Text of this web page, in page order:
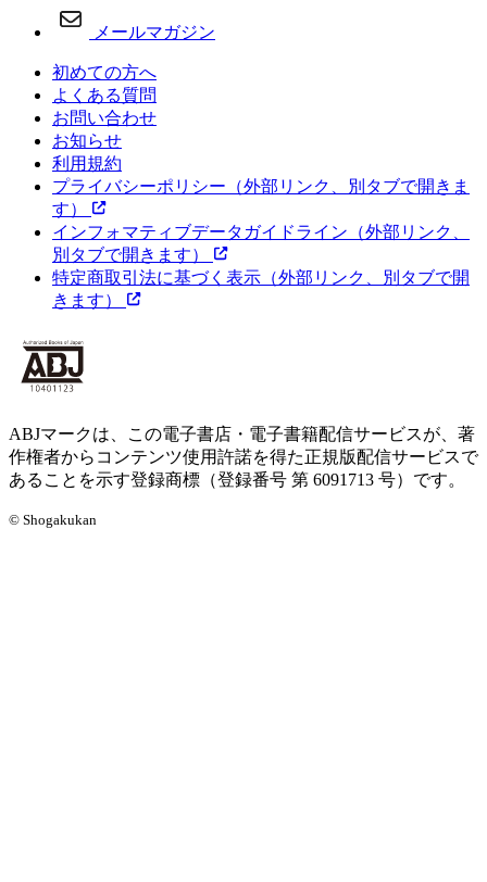
メールマガジン
初めての方へ
よくある質問
お問い合わせ
お知らせ
利用規約
プライバシーポリシー （外部リンク、別タブで開きま
す）
インフォマティブデータガイドライン （外部リンク、
別タブで開きます）
特定商取引法に基づく表示 （外部リンク、別タブで開
きます）
ABJマークは、この電子書店・電子書籍配信サービスが、著
作権者からコンテンツ使用許諾を得た正規版配信サービスで
あることを示す登録商標（登録番号 第 6091713 号）です。
© Shogakukan